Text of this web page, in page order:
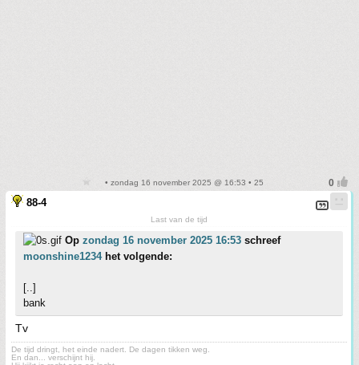
• zondag 16 november 2025 @ 16:53 • 25
88-4
Last van de tijd
Op zondag 16 november 2025 16:53 schreef
moonshine1234het volgende:
[..]
bank
Tv
De tijd dringt, het einde nadert. De dagen tikken weg.
En dan... verschijnt hij.